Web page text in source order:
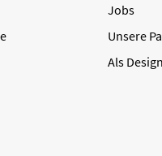
Jobs
Unsere
Als